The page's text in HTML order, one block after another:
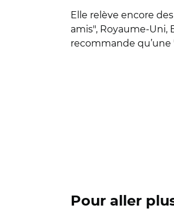
Elle relève encore
amis", Royaume-
recommande
Pour aller